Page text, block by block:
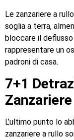
Le zanzariere a
soglia a terra,
bloccare il
rappresentare un
padroni di casa.
7+1
Zanzariere
L’ultimo punto lo
zanzariere a rullo